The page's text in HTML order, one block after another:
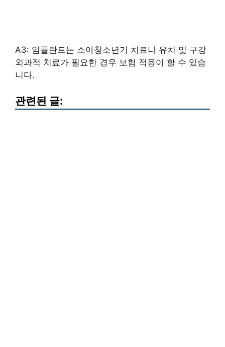
A3: 임플란트는 소아청소년기 치료나 유치 및 구강
외과적 치료가 필요한 경우 보험 적용이 할 수 있습
니다.
관련된 글: